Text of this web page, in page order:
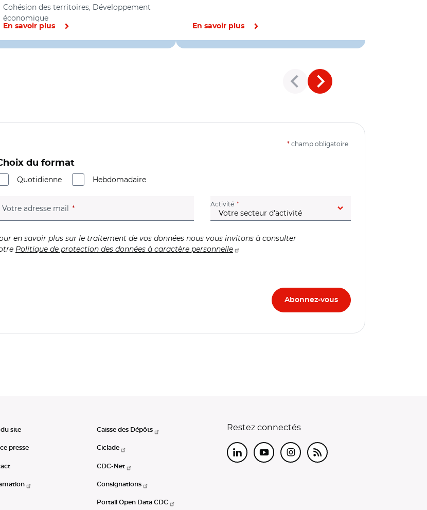
Cohésion des territoires, Développement
économique
En savoir plus En savoir plus
* champ obligatoire
du format
Quotidienne
Hebdomadaire
Votre adresse mail (champ obligatoire) Activité (champ obligatoire)
en savoir plus sur le traitement de vos données nous vous invitons à consulter
Politique de protection des données à caractère personnelle
du site
presse
Caisse des Dépôts
Ciclade
CDC-Net
Consignations
Portail Open Data CDC
Restez connectés
LinkedInYoutubeInstagram
RSS